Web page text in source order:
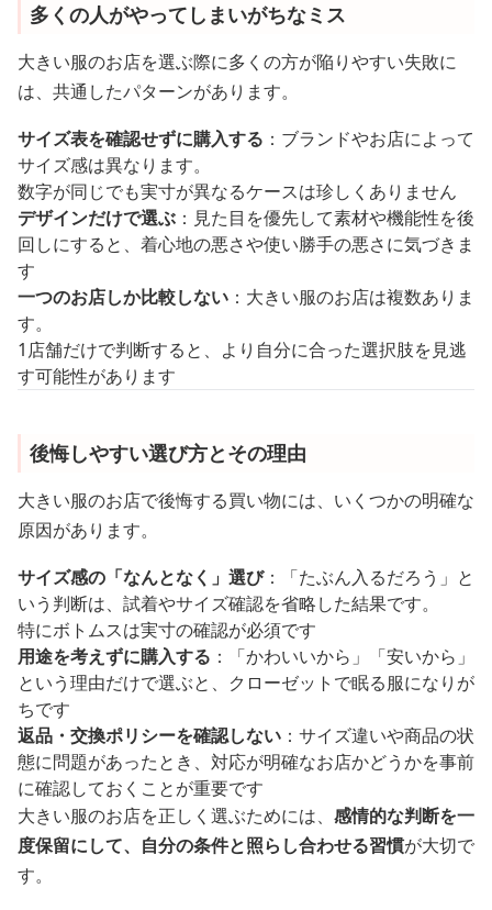
多くの人がやってしまいがちなミス
大きい服のお店を選ぶ際に多くの方が陥りやすい失敗に
は、共通したパターンがあります。
サイズ表を確認せずに購入する ：ブランドやお店によって
サイズ感は異なります。
数字が同じでも実寸が異なるケースは珍しくありません
デザインだけで選ぶ ：見た目を優先して素材や機能性を後
回しにすると、着心地の悪さや使い勝手の悪さに気づきま
す
一つのお店しか比較しない ：大きい服のお店は複数ありま
す。
1店舗だけで判断すると、より自分に合った選択肢を見逃
す可能性があります
後悔しやすい選び方とその理由
大きい服のお店で後悔する買い物には、いくつかの明確な
原因があります。
サイズ感の「なんとなく」選び：「たぶん入るだろう」と
いう判断は、試着やサイズ確認を省略した結果です。
特にボトムスは実寸の確認が必須です
用途を考えずに購入する ：「かわいいから」「安いから」
という理由だけで選ぶと、クローゼットで眠る服になりが
ちです
返品・交換ポリシーを確認しない ：サイズ違いや商品の状
態に問題があったとき、対応が明確なお店かどうかを事前
に確認しておくことが重要です
大きい服のお店を正しく選ぶためには、 感情的な判断を一
度保留にして、自分の条件と照らし合わせる習慣が大切で
す。